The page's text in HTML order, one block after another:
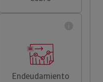
Endeudamiento